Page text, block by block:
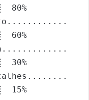
80%
60%
30%
15%